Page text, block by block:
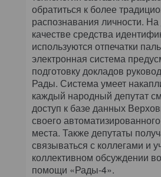
обратиться к более
распознавания личности.
качестве средства
используются отпечатки
электронная система
подготовку докладов
Рады. Система умеет
каждый народный депутат
доступ к базе данных
своего
места. Также депутаты
связываться с коллегами и
коллективном обсуждении
помощи «Рады-4».